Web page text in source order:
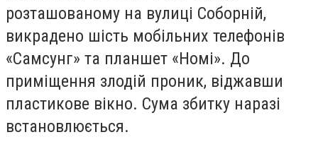
розташованому на вулиці Соборній,
викрадено шість мобільних телефонів
«Самсунг» та планшет «Номі». До
приміщення злодій проник, віджавши
пластикове вікно. Сума збитку наразі
встановлюється.